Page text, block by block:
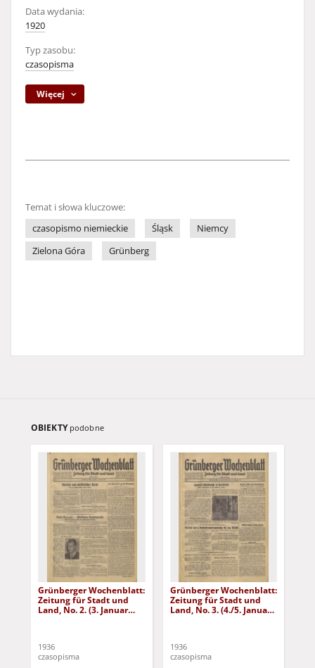
Data wydania:
1920
Typ zasobu:
czasopisma
Więcej
Temat i słowa kluczowe:
czasopismo niemieckie
Śląsk
Niemcy
Zielona Góra
Grünberg
OBIEKTY podobne
Grünberger Wochenblatt:
Zeitung für Stadt und
Land, No. 2. (3. Januar
1936
czasopisma
Grünberger Wochenblatt:
Zeitung für Stadt und
Land, No. 3. (4./5. Januar
1936
czasopisma